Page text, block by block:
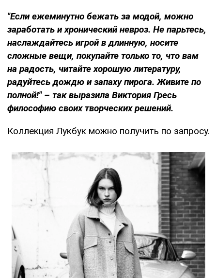
"Если ежеминутно бежать за модой, можно
заработать и хронический невроз. Не парьтесь,
наслаждайтесь игрой в длинную, носите
сложные вещи, покупайте только то, что вам
на радость, читайте хорошую литературу,
радуйтесь дождю и запаху пирога. Живите по
полной!" – так выразила Виктория Гресь
философию своих творческих решений.
Коллекция Лукбук можно получить по запросу.